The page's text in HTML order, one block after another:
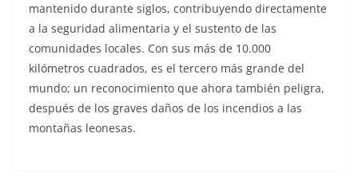
mantenido durante siglos, contribuyendo directamente
a la seguridad alimentaria y el sustento de las
comunidades locales. Con sus más de 10.000
kilómetros cuadrados, es el tercero más grande del
mundo; un reconocimiento que ahora también peligra,
después de los graves daños de los incendios a las
montañas leonesas.